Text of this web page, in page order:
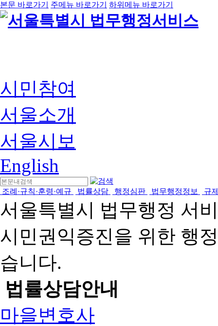
본문 바로가기 주메뉴 바로가기 하위메뉴 바로가기
시민참여
서울소개
서울시보
English
조례·규칙·훈령·예규 법률상담 행정심판 법무행정정보 규
서울특별시 법무행정 서
시민권익증진을 위한 행
습니다.
법률상담안내
마을변호사